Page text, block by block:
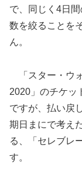
で、同じく4日
数を絞ることを
ん。
「スター・ウ
2020」のチケッ
ですが、払い戻
期日まにで考え
る、「セレブレ
す。